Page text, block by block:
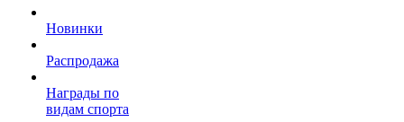
Новинки
Распродажа
Награды по
видам спорта